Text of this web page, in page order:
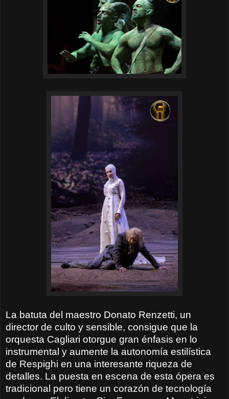
La batuta del maestro Donato Renzetti, un
director de culto y sensible, consigue que la
orquesta Cagliari otorgue gran énfasis en lo
instrumental y aumente la autonomía estilística
de Respighi en una interesante riqueza de
detalles. La puesta en escena de esta ópera es
tradicional pero tiene un corazón de tecnología